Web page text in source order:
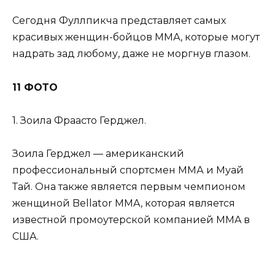
Сегодня Фуллпикча представляет самых
красивых женщин-бойцов ММА, которые могут
надрать зад любому, даже не моргнув глазом.
11 ФОТО
1. Зоила Фраасто Герджел.
Зоила Герджел — американский
профессиональный спортсмен ММА и Муай
Тай. Она также является первым чемпионом
женщиной Bellator MMA, которая является
известной промоутерской компанией MMA в
США.